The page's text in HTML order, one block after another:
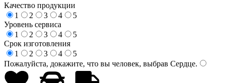
Качество продукции
1
2 3 4
5
Уровень сервиса
1
2 3 4
5
Срок изготовления
1
2 3 4
5
Пожалуйста, докажите, что вы человек, выбрав Сердце.